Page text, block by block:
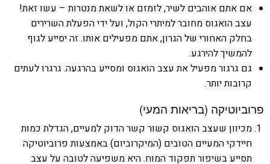
אם אתם אוהבים לשיר, לזמזם או לשאת מנטרות – עשו זאת!
עצב הואגוס מחובר למיתרי הקול, ועל ידי הפעלת השרירים
בחלק האחורי של הגרון, אתם מפעילים אותו. זה יסייע לגוף
להמשיך להירגע.
גם גרגור מפעיל את עצב הואגוס ומסייע בהרגעה. גרגרו לעתים
קרובות יותר.
פרוביוטיקה (בריאות המעי)
מכיוון שעצב הואגוס קשור קשר הדוק למעיים, הגדלת כמות
חיידקי המעיים הטובים (המיקרוביום) באמצעות פרוביוטיקה
תסייע בשיפור תפקוד המוח. היא משפיעה לטובה על עצב